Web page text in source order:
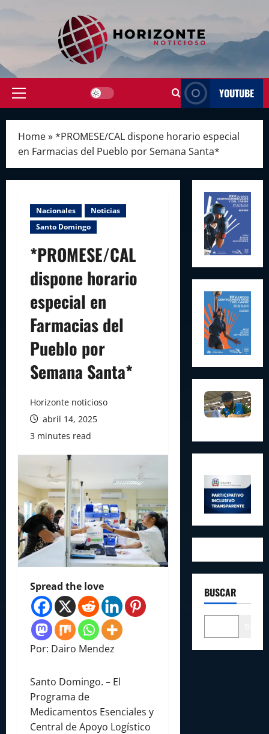
Primary
YOUTUBE
Home»*PROMESE/CAL dispone horario especial
en Farmacias del Pueblo por Semana Santa*
Nacionales
Noticias
Santo Domingo
*PROMESE/CAL
dispone horario
especial en
Farmacias del
Pueblo por
Semana Santa*
Horizonte noticioso
abril 14, 2025
3 minutes read
Spread the love
Por: Dairo Mendez
Santo Domingo. – El
Programa de
Medicamentos Esenciales y
Central de Apoyo Logístico
BUSCAR